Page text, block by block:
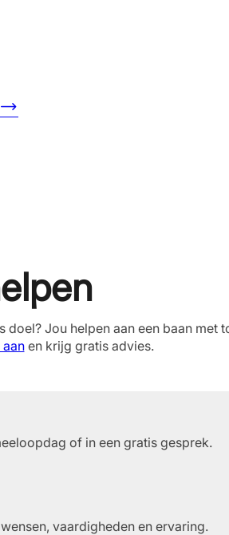
Jou helpen aan een baan met
en krijg gratis advies.
of in een gratis gesprek.
vaardigheden en ervaring.